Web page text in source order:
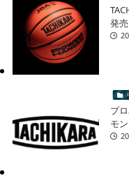
発
シ
プ
モ
ケ